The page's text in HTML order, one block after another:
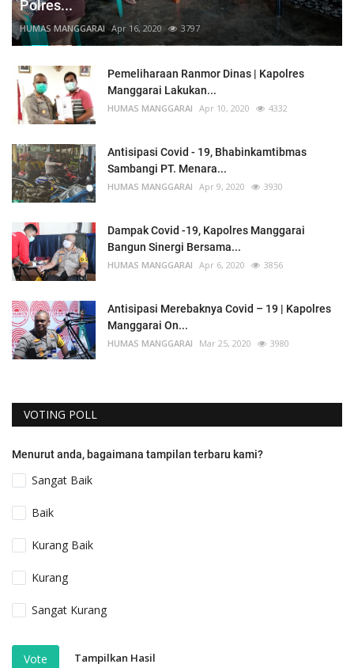
Polres...
HUMAS MANGGARAI Apr 16, 2020 3797
Pemeliharaan Ranmor Dinas | Kapolres
Manggarai Lakukan...
HUMAS MANGGARAI Apr 10, 2020 4332
Antisipasi Covid - 19, Bhabinkamtibmas
Sambangi PT. Menara...
HUMAS MANGGARAI Apr 9, 2020 3930
Dampak Covid -19, Kapolres Manggarai
Bangun Sinergi Bersama...
HUMAS MANGGARAI Apr 6, 2020 3856
Antisipasi Merebaknya Covid – 19 | Kapolres
Manggarai On...
HUMAS MANGGARAI Mar 25, 2020 3980
VOTING POLL
Menurut anda, bagaimana tampilan terbaru kami?
Sangat Baik
Baik
Kurang Baik
Kurang
Sangat Kurang
Vote Tampilkan Hasil